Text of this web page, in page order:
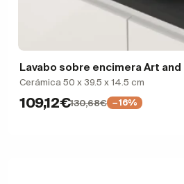
Lavabo sobre encimera Art and
Cerámica 50 x 39.5 x 14.5 cm
109,12€130,68€ −16%